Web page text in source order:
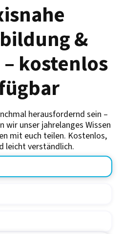
&
kostenlos
herausfordernd sein –
wir unser jahrelanges Wissen
mit euch teilen. Kostenlos,
leicht verständlich.